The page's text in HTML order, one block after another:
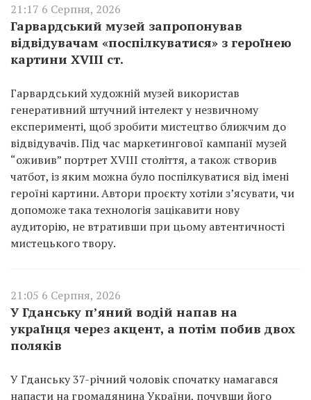
21:17 6 Серпня, 2026
Гарвардський музей запропонував
відвідувачам «поспілкуватися» з героїнею
картини XVIII ст.
Гарвардський художній музей використав
генеративний штучний інтелект у незвичному
експерименті, щоб зробити мистецтво ближчим до
відвідувачів. Під час маркетингової кампанії музей
“оживив” портрет XVIII століття, а також створив
чатбот, із яким можна було поспілкуватися від імені
героїні картини. Автори проєкту хотіли з’ясувати, чи
допоможе така технологія зацікавити нову
аудиторію, не втративши при цьому автентичності
мистецького твору.
21:05 6 Серпня, 2026
У Гданську п’яний водій напав на
українця через акцент, а потім побив двох
поляків
У Гданську 37-річний чоловік спочатку намагався
напасти на громадянина України, почувши його